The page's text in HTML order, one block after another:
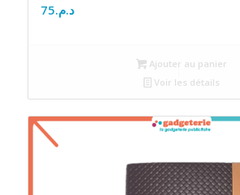
د.م.75
Ajouter au panier
Voir les détails